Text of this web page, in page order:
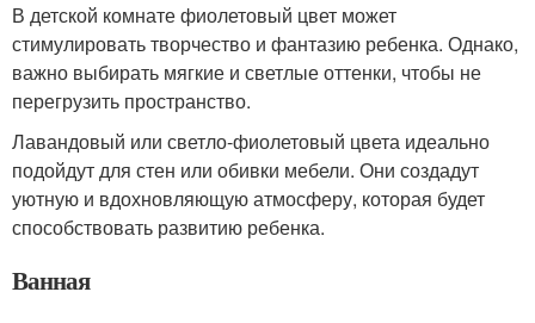
В детской комнате фиолетовый цвет может
стимулировать творчество и фантазию ребенка. Однако,
важно выбирать мягкие и светлые оттенки, чтобы не
перегрузить пространство.
Лавандовый или светло-фиолетовый цвета идеально
подойдут для стен или обивки мебели. Они создадут
уютную и вдохновляющую атмосферу, которая будет
способствовать развитию ребенка.
Ванная